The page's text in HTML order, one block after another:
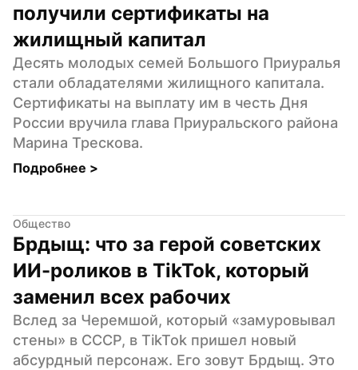
получили сертификаты на
жилищный капитал
Десять молодых семей Большого Приуралья
стали обладателями жилищного капитала.
Сертификаты на выплату им в честь Дня
России вручила глава Приуральского района
Марина Трескова.
Подробнее >
Общество
Брдыщ: что за герой советских
ИИ-роликов в TikTok, который
заменил всех рабочих
Вслед за Черемшой, который «замуровывал
стены» в СССР, в TikTok пришел новый
абсурдный персонаж. Его зовут Брдыщ. Это